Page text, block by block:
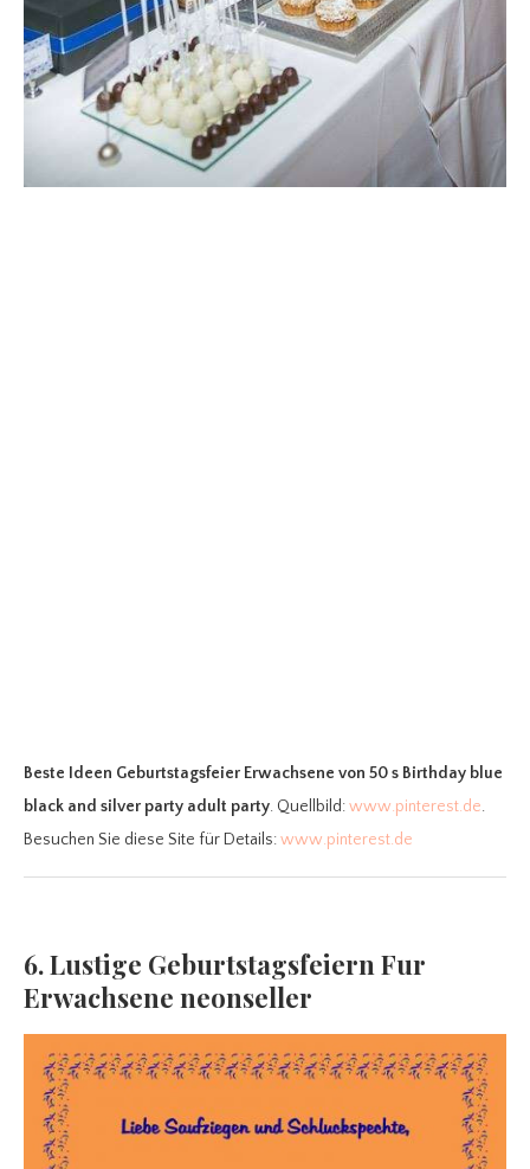
Beste Ideen Geburtstagsfeier Erwachsene von 50 s Birthday blue
black and silver party adult party. Quellbild:www.pinterest.de.
Besuchen Sie diese Site für Details:www.pinterest.de
6. Lustige Geburtstagsfeiern Fur
Erwachsene neonseller